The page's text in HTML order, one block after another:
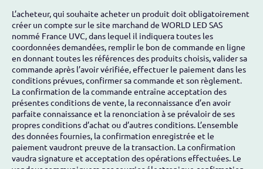
L’acheteur, qui souhaite acheter un produit doit obligatoirement
créer un compte sur le site marchand de WORLD LED SAS
nommé France UVC, dans lequel il indiquera toutes les
coordonnées demandées, remplir le bon de commande en ligne
en donnant toutes les références des produits choisis, valider sa
commande après l’avoir vérifiée, effectuer le paiement dans les
conditions prévues, confirmer sa commande et son règlement.
La confirmation de la commande entraîne acceptation des
présentes conditions de vente, la reconnaissance d’en avoir
parfaite connaissance et la renonciation à se prévaloir de ses
propres conditions d’achat ou d’autres conditions. L’ensemble
des données fournies, la confirmation enregistrée et le
paiement vaudront preuve de la transaction. La confirmation
vaudra signature et acceptation des opérations effectuées. Le